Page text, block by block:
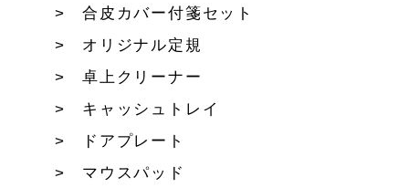
合皮カバー付箋セット
オリジナル定規
卓上クリーナー
キャッシュトレイ
ドアプレート
マウスパッド